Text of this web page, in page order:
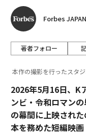
Forbes
著者フォロー
本作の撮影を行ったスタ
2026年5月16日、K
ンビ・令和ロマン
の幕間に上映され
本を務めた短編映画